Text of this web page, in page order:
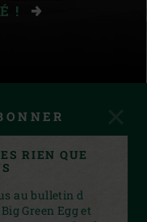
!
RIEN QUE
au bulletin d
Green Egg et